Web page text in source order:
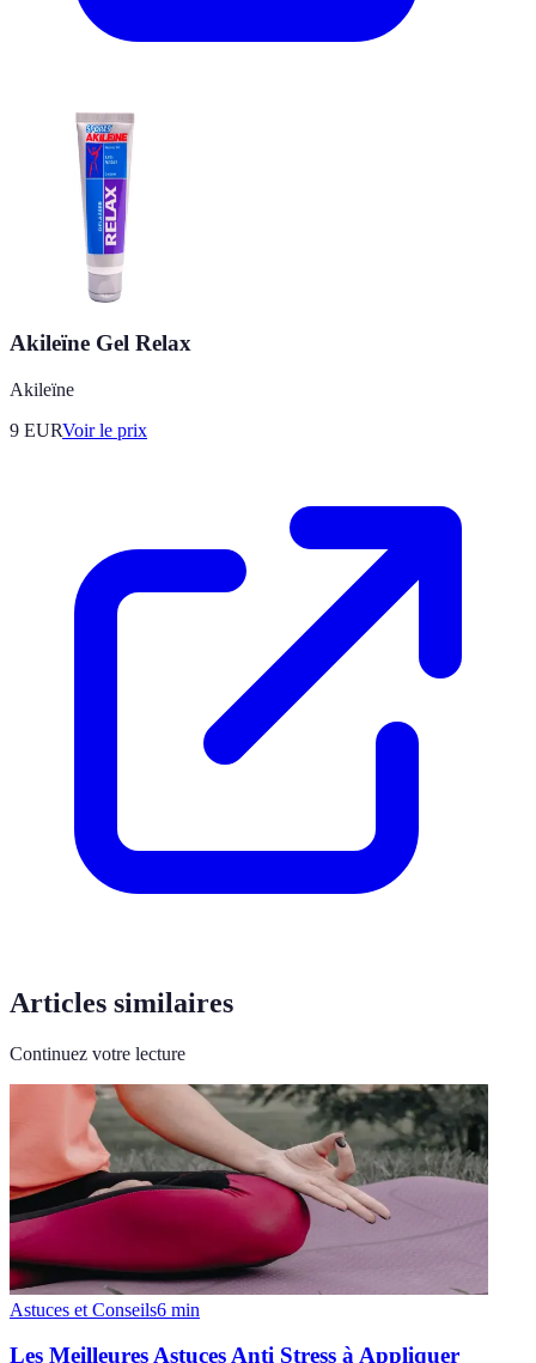
Akileïne Gel Relax
Akileïne
9 EURVoir le prix
Articles similaires
Continuez votre lecture
Astuces et Conseils6 min
Les Meilleures Astuces Anti Stress à Appliquer